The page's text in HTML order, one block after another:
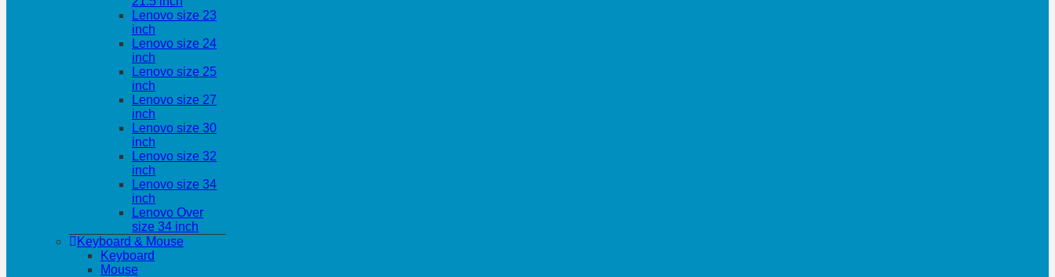
Lenovo size 23
inch
Lenovo size 24
inch
Lenovo size 25
inch
Lenovo size 27
inch
Lenovo size 30
inch
Lenovo size 32
inch
Lenovo size 34
inch
Lenovo Over
size 34 inch
Keyboard & Mouse
Keyboard
Mouse